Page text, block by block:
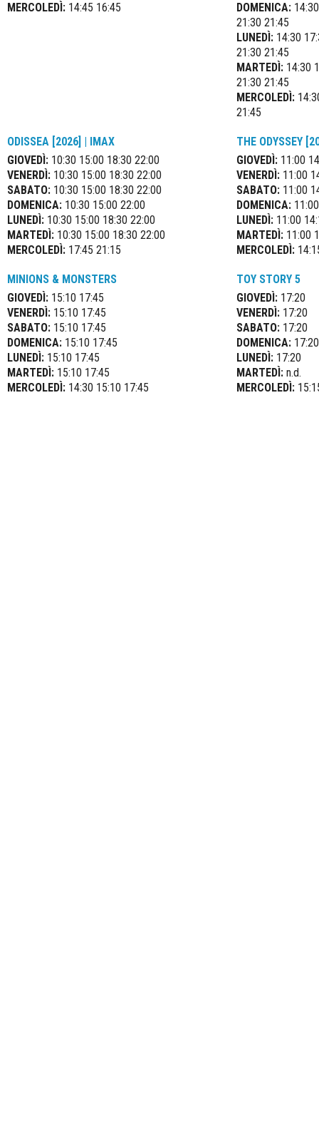
MERCOLEDÌ: 14:45 16:45
DOMENICA:
21:30 21:45
LUNEDÌ: 14:30
21:30 21:45
MARTEDÌ: 14:30
21:30 21:45
MERCOLEDÌ:
21:45
ODISSEA [2026] | IMAX
GIOVEDÌ: 10:30 15:00 18:30 22:00
VENERDÌ: 10:30 15:00 18:30 22:00
SABATO: 10:30 15:00 18:30 22:00
DOMENICA: 10:30 15:00 22:00
LUNEDÌ: 10:30 15:00 18:30 22:00
MARTEDÌ: 10:30 15:00 18:30 22:00
MERCOLEDÌ: 17:45 21:15
THE ODYSSEY
GIOVEDÌ: 11:00
VENERDÌ: 11:00
SABATO: 11:00
DOMENICA:
LUNEDÌ: 11:00
MARTEDÌ: 11:00
MERCOLEDÌ:
MINIONS & MONSTERS
GIOVEDÌ: 15:10 17:45
VENERDÌ: 15:10 17:45
SABATO: 15:10 17:45
DOMENICA: 15:10 17:45
LUNEDÌ: 15:10 17:45
MARTEDÌ: 15:10 17:45
MERCOLEDÌ: 14:30 15:10 17:45
TOY STORY 5
GIOVEDÌ: 17:20
VENERDÌ: 17:20
SABATO: 17:20
DOMENICA: 17:20
LUNEDÌ: 17:20
MARTEDÌ: n.d.
MERCOLEDÌ: